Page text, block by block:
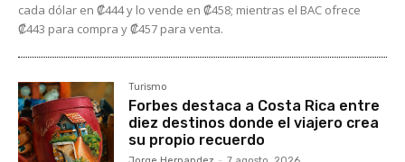
cada dólar en ₡444 y lo vende en ₡458; mientras el BAC ofrece
₡443 para compra y ₡457 para venta.
Turismo
Forbes destaca a Costa Rica entre
diez destinos donde el viajero crea
su propio recuerdo